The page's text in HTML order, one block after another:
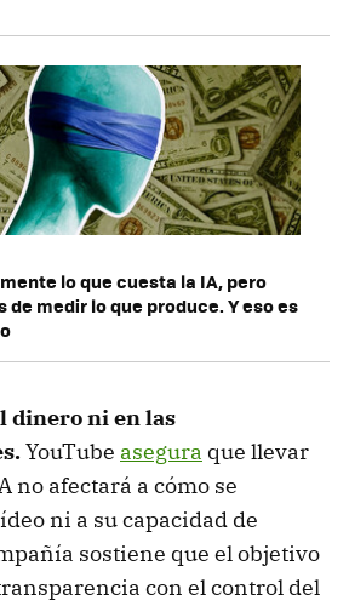
lo que cuesta la IA, pero
medir lo que produce. Y eso es
dinero ni en las
YouTube asegura que llevar
no afectará a cómo se
ni a su capacidad de
sostiene que el objetivo
con el control del